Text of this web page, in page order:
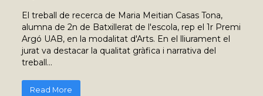
El treball de recerca de Maria Meitian Casas Tona,
alumna de 2n de Batxillerat de l'escola, rep el 1r Premi
Argó UAB, en la modalitat d'Arts. En el lliurament el
jurat va destacar la qualitat gràfica i narrativa del
treball…
Read More